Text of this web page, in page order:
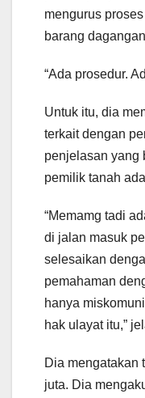
mengurus
barang
“Ada prosedur.
Untuk itu, dia
terkait dengan
penjelasan yang
pemilik tanah
“Memamg tadi
di jalan masuk
selesaikan
pemahaman
hanya
hak ulayat itu,”
Dia mengatakan
juta. Dia